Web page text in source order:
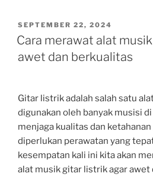
POSTED
ON
SEPTEMBER 22, 2024
Cara merawat alat
awet dan berkualitas
Gitar listrik adalah salah satu
digunakan oleh banyak musisi
menjaga kualitas dan
diperlukan perawatan yang
kesempatan kali ini kita akan
alat musik gitar listrik agar awet